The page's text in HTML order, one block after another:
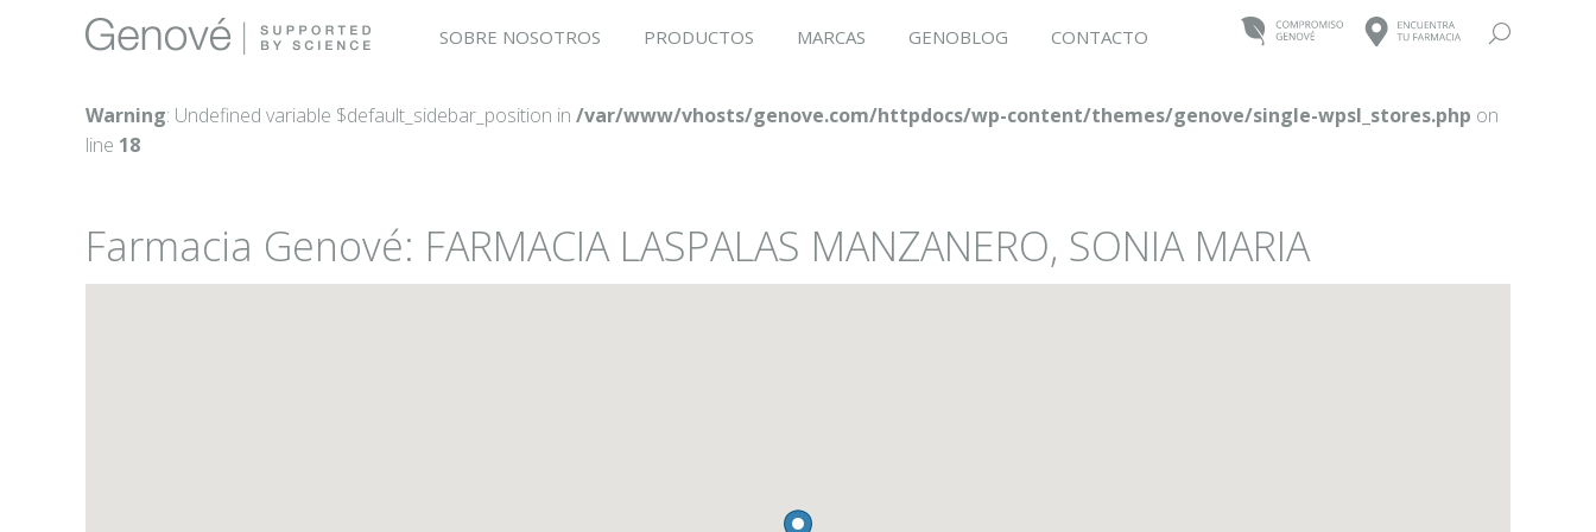
SOBRE NOSOTROS PRODUCTOS MARCAS GENOBLOG CONTACTO Buscar:
Warning: Undefined variable $default_sidebar_position in /var/www/vhosts/genove.com/httpdocs/wp-content/themes/genove/single-wpsl_stores.php on
line 18
Farmacia Genové: FARMACIA LASPALAS MANZANERO, SONIA MARIA